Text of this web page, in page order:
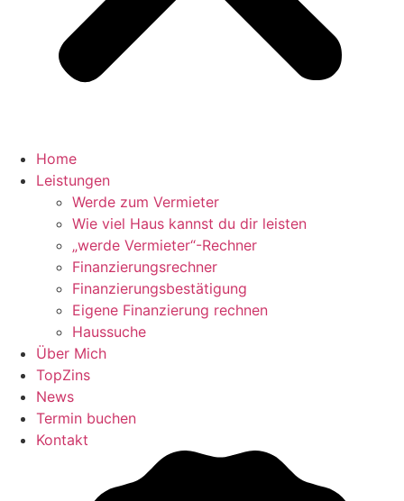
Home
Leistungen
Werde zum Vermieter
Wie viel Haus kannst du dir leisten
„werde Vermieter“-Rechner
Finanzierungsrechner
Finanzierungsbestätigung
Eigene Finanzierung rechnen
Haussuche
Über Mich
TopZins
News
Termin buchen
Kontakt